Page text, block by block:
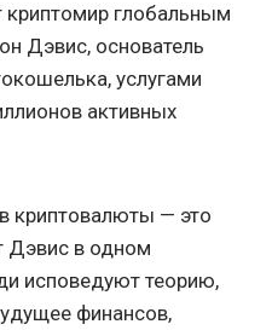
криптомир глобальным
Дэвис, основатель
услугами
активных
криптовалюты — это
Дэвис в одном
исповедуют теорию,
финансов,